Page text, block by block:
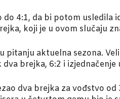
4:1, da bi potom usledila
koji je u ovom slučaju
pitanju aktuelna sezona.
brejka, 6:2 i izjednačenje
dva brejka za vođstvo od